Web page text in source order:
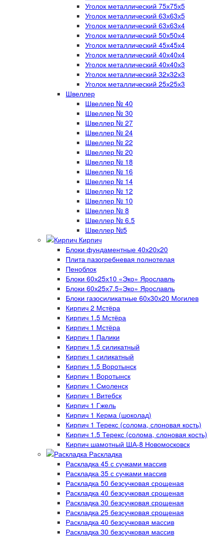
Уголок металлический 75х75х5
Уголок металлический 63х63х5
Уголок металлический 63х63х4
Уголок металлический 50х50х4
Уголок металлический 45х45х4
Уголок металлический 40х40х4
Уголок металлический 40х40х3
Уголок металлический 32х32х3
Уголок металлический 25х25х3
Швеллер
Швеллер № 40
Швеллер № 30
Швеллер № 27
Швеллер № 24
Швеллер № 22
Швеллер № 20
Швеллер № 18
Швеллер № 16
Швеллер № 14
Швеллер № 12
Швеллер № 10
Швеллер № 8
Швеллер № 6.5
Швеллер №5
Кирпич
Блоки фундаментные 40х20х20
Плита пазогребневая полнотелая
Пеноблок
Блоки 60х25х10 «Эко» Ярославль
Блоки 60х25х7.5«Эко» Ярославль
Блоки газосиликатные 60х30х20 Могилев
Кирпич 2 Мстёра
Кирпич 1.5 Мстёра
Кирпич 1 Мстёра
Кирпич 1 Палики
Кирпич 1.5 силикатный
Кирпич 1 силикатный
Кирпич 1.5 Воротынск
Кирпич 1 Воротынск
Кирпич 1 Смоленск
Кирпич 1 Витебск
Кирпич 1 Гжель
Кирпич 1 Керма (шоколад)
Кирпич 1 Терекс (солома, слоновая кость)
Кирпич 1.5 Терекс (солома, слоновая кость)
Кирпич шамотный ША-8 Новомосковск
Раскладка
Раскладка 45 с сучками массив
Раскладка 35 с сучками массив
Раскладка 50 безсучковая срощеная
Раскладка 40 безсучковая срощеная
Раскладка 30 безсучковая срощеная
Раскладка 25 безсучковая срощеная
Раскладка 40 безсучковая массив
Раскладка 30 безсучковая массив